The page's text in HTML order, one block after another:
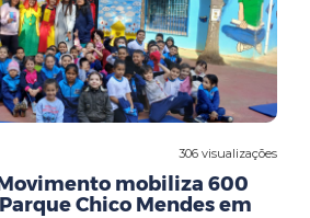
306 visualizações
mobiliza 600
Chico Mendes em